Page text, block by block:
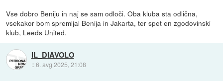
Vse dobro Beniju in naj se sam odloči. Oba kluba sta odlična,
vsekakor bom spremljal Benija in Jakarta, ter spet en zgodovinski
klub, Leeds United.
IL_DIAVOLO
::6. avg 2025, 21:08